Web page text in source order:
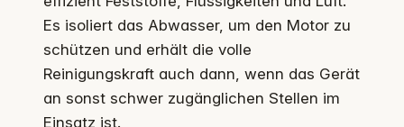
Es isoliert das Abwasser, um den Motor zu
schützen und erhält die volle
Reinigungskraft auch dann, wenn das Gerät
an sonst schwer zugänglichen Stellen im
Einsatz ist.